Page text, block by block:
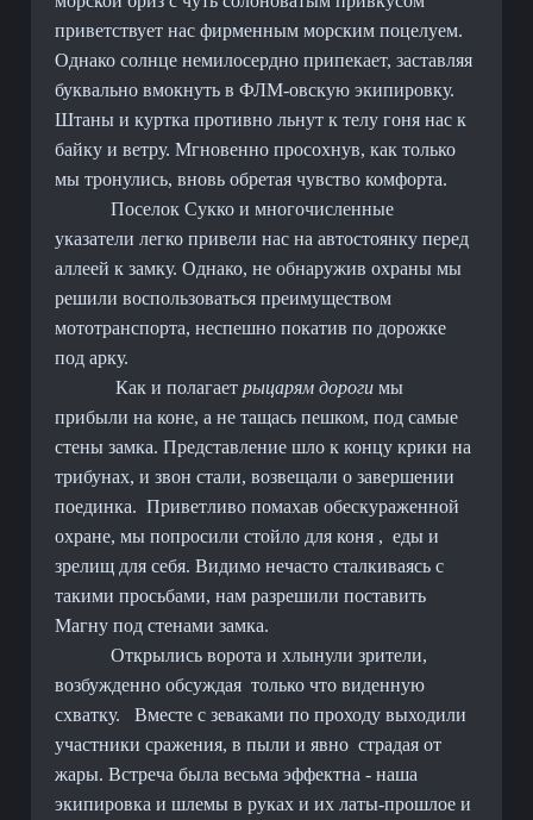
приветствует нас фирменным морским поцелуем.
Однако солнце немилосердно припекает, заставляя
буквально вмокнуть в ФЛМ-овскую экипировку.
Штаны и куртка противно льнут к телу гоня нас к
байку и ветру. Мгновенно просохнув, как только
мы тронулись, вновь обретая чувство комфорта.
Поселок Сукко и многочисленные
указатели легко привели нас на автостоянку перед
аллеей к замку. Однако, не обнаружив охраны мы
решили воспользоваться преимуществом
мототранспорта, неспешно покатив по дорожке
под арку.
Как и полагаетрыцарям дороги мы
прибыли на коне, а не тащась пешком, под самые
стены замка. Представление шло к концу крики на
трибунах, и звон стали, возвещали о завершении
поединка. Приветливо помахав обескураженной
охране, мы попросили стойло для коня , еды и
зрелищ для себя. Видимо нечасто сталкиваясь с
такими просьбами, нам разрешили поставить
Магну под стенами замка.
Открылись ворота и хлынули зрители,
возбужденно обсуждая только что виденную
схватку.
Вместе с зеваками по проходу выходили
участники сражения, в пыли и явно страдая от
жары. Встреча была весьма эффектна - наша
экипировка и шлемы в руках и их латы-прошлое и